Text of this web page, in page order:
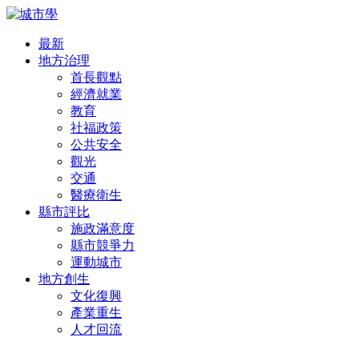
最新
地方治理
首長觀點
經濟就業
教育
社福政策
公共安全
觀光
交通
醫療衛生
縣市評比
施政滿意度
縣市競爭力
運動城市
地方創生
文化復興
產業重生
人才回流